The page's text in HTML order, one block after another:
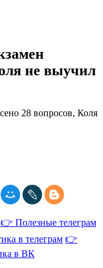
не выучил
👉 Полезные телеграм
в телеграм 👉
в ВК